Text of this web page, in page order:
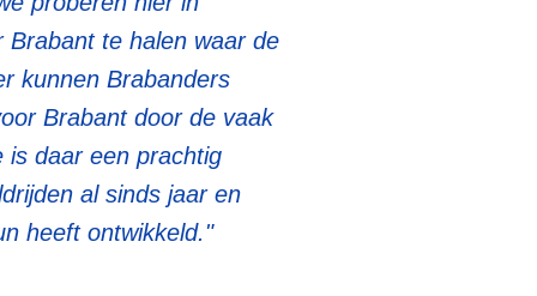
te halen waar de
kunnen Brabanders
Brabant door de vaak
is daar een prachtig
al sinds jaar en
heeft ontwikkeld."